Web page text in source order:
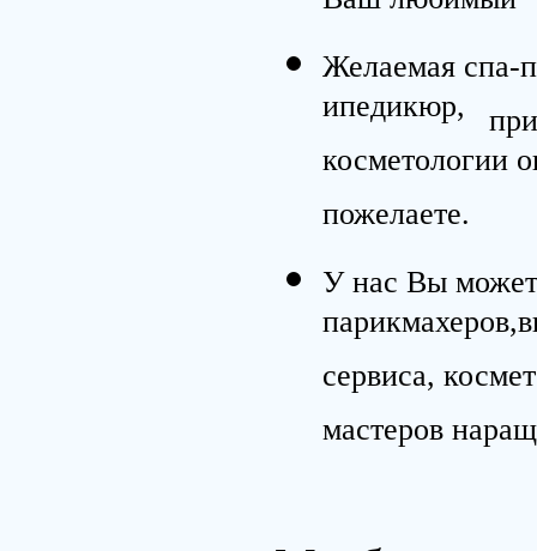
Желаемая спа-
ипедикюр,
косметологии
пожелаете.
У нас Вы
сервиса,
мастеров